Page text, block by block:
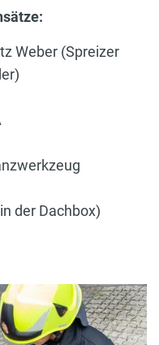
Weber (Spreizer
der Dachbox)